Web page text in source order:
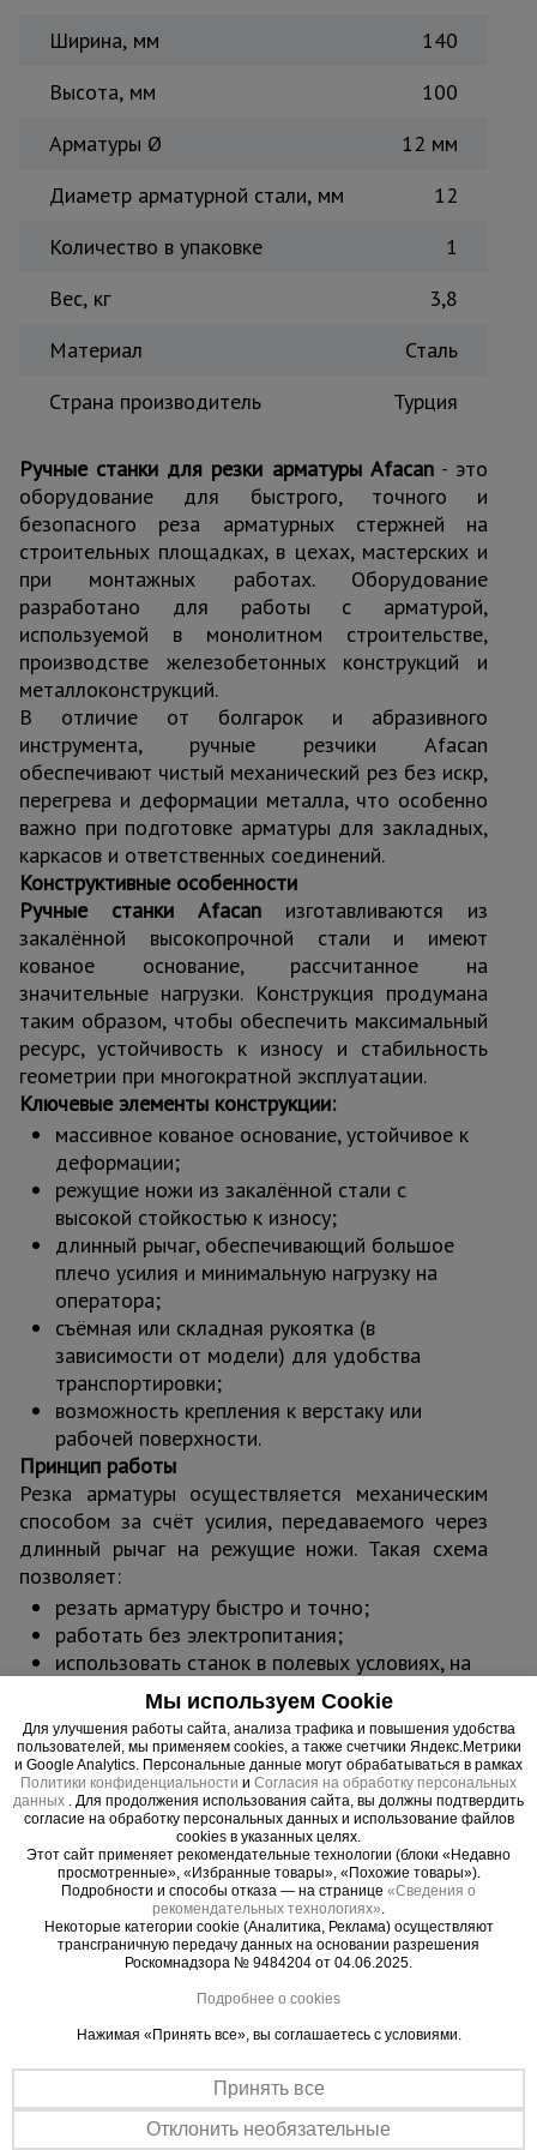
Ширина, мм
140
Высота, мм
100
Арматуры Ø
12 мм
Диаметр арматурной стали, мм
12
Количество в упаковке
1
Вес, кг
3,8
Материал
Сталь
Страна производитель
Турция
Ручные станки для резки арматуры Afacan- это
оборудование для быстрого, точного и
безопасного реза арматурных стержней на
строительных площадках, в цехах, мастерских и
при монтажных работах. Оборудование
разработано для работы с арматурой,
используемой в монолитном строительстве,
производстве железобетонных конструкций и
металлоконструкций.
В отличие от болгарок и абразивного
инструмента, ручные резчики Afacan
обеспечивают чистый механический рез без искр,
перегрева и деформации металла, что особенно
важно при подготовке арматуры для закладных,
каркасов и ответственных соединений.
Конструктивные особенности
Ручные станки Afacan изготавливаются из
закалённой высокопрочной стали и имеют
кованое основание, рассчитанное на
значительные нагрузки. Конструкция продумана
таким образом, чтобы обеспечить максимальный
ресурс, устойчивость к износу и стабильность
геометрии при многократной эксплуатации.
Ключевые элементы конструкции:
массивное кованое основание, устойчивое к
деформации;
режущие ножи из закалённой стали с
высокой стойкостью к износу;
длинный рычаг, обеспечивающий большое
плечо усилия и минимальную нагрузку на
оператора;
съёмная или складная рукоятка (в
зависимости от модели) для удобства
транспортировки;
возможность крепления к верстаку или
рабочей поверхности.
Принцип работы
Резка арматуры осуществляется механическим
способом за счёт усилия, передаваемого через
длинный рычаг на режущие ножи. Такая схема
позволяет:
резать арматуру быстро и точно;
работать без электропитания;
использовать станок в полевых условиях, на
высоте или в ограниченном пространстве;
минимизировать физические затраты
оператора даже при работе с арматурой
большого диаметра.
Преимущества ручных резчиков Afacan
Высокая прочность и надёжность — закалённая
сталь и кованое основание рассчитаны на
интенсивную эксплуатацию.
Мобильность — не требуют подключения к
электросети, легко транспортируются и
устанавливаются.
Безопасность — отсутствие искр, пыли и
Чистый рез — без заусенцев и термического
повреждения арматуры.
Долгий срок службы — износостойкие ножи и
прочная кинематика.
Мы используем Cookie
Для улучшения работы сайта, анализа трафика и повышения удобства
пользователей, мы применяем cookies, а также счетчики Яндекс.Метрики
и Google Analytics. Персональные данные могут обрабатываться в рамках
Политики конфиденциальности и Согласия на обработку персональных
данных
. Для продолжения использования сайта, вы должны подтвердить
согласие на обработку персональных данных и использование файлов
cookies в указанных целях.
Этот сайт применяет рекомендательные технологии (блоки «Недавно
просмотренные», «Избранные товары», «Похожие товары»).
Подробности и способы отказа — на странице «Сведения о
рекомендательных технологиях»
Некоторые категории cookie (Аналитика, Реклама) осуществляют
трансграничную передачу данных на основании разрешения
Роскомнадзора № 9484204 от 04.06.2025.
Подробнее о cookies
Нажимая «Принять все», вы соглашаетесь с условиями.
Принять все
Отклонить необязательные